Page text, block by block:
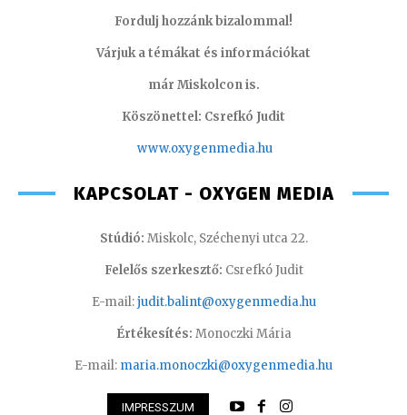
Fordulj hozzánk bizalommal!
Várjuk a témákat és információkat
már Miskolcon is.
Köszönettel: Csrefkó Judit
www.oxygenmedia.hu
KAPCSOLAT - OXYGEN MEDIA
Stúdió: Miskolc, Széchenyi utca 22.
Felelős szerkesztő: Csrefkó Judit
E-mail:judit.balint@oxygenmedia.hu
Értékesítés: Monoczki Mária
E-mail: maria.monoczki@oxygenmedia.hu
IMPRESSZUM